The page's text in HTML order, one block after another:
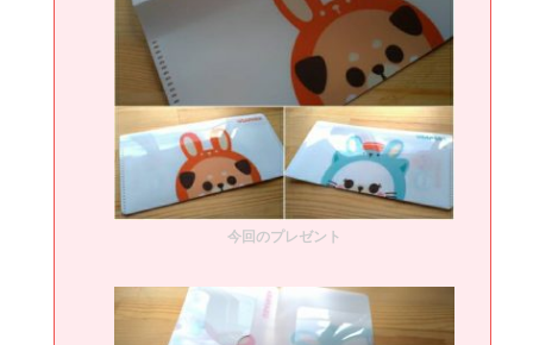
今回のプレゼント